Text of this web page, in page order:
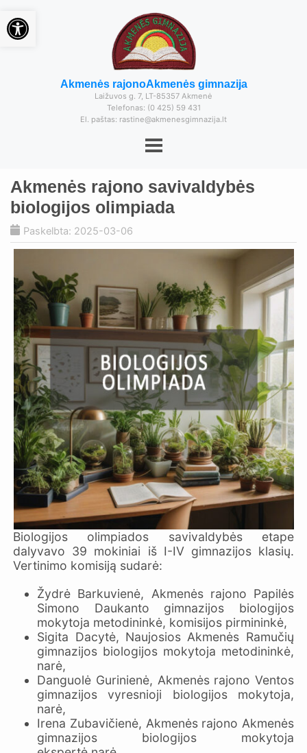
Akmenės rajonoAkmenės gimnazija
Laižuvos g. 7, LT-85357 Akmenė
Telefonas: (0 425) 59 431
El. paštas: rastine@akmenesgimnazija.lt
Akmenės rajono savivaldybės
biologijos olimpiada
Paskelbta: 2025-03-06
Biologijos olimpiados savivaldybės etape
dalyvavo 39 mokiniai iš I-IV gimnazijos klasių.
Vertinimo komisiją sudarė:
Žydrė Barkuvienė, Akmenės rajono Papilės
Simono Daukanto gimnazijos biologijos
mokytoja metodininkė, komisijos pirmininkė,
Sigita Dacytė, Naujosios Akmenės Ramučių
gimnazijos biologijos mokytoja metodininkė,
narė,
Danguolė Gurinienė, Akmenės rajono Ventos
gimnazijos vyresnioji biologijos mokytoja,
narė,
Irena Zubavičienė, Akmenės rajono Akmenės
gimnazijos biologijos mokytoja
Open toolbar